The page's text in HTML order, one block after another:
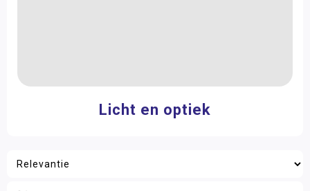
Licht en optiek